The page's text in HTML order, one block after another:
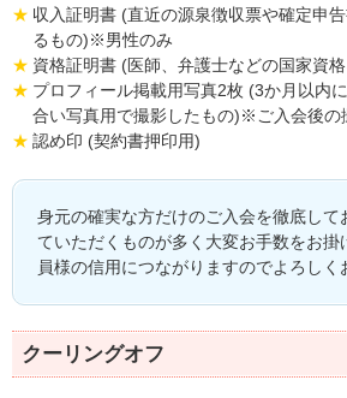
収入証明書 (直近の源泉徴収票や確定申
るもの)※男性のみ
資格証明書 (医師、弁護士などの国家資
プロフィール掲載用写真2枚 (3か月以内
合い写真用で撮影したもの)※ご入会後の
認め印 (契約書押印用)
身元の確実な方だけのご入会を徹底して
ていただくものが多く大変お手数をお掛
員様の信用につながりますのでよろしく
クーリングオフ